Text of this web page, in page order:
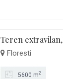
Teren
Floresti
5600 m2